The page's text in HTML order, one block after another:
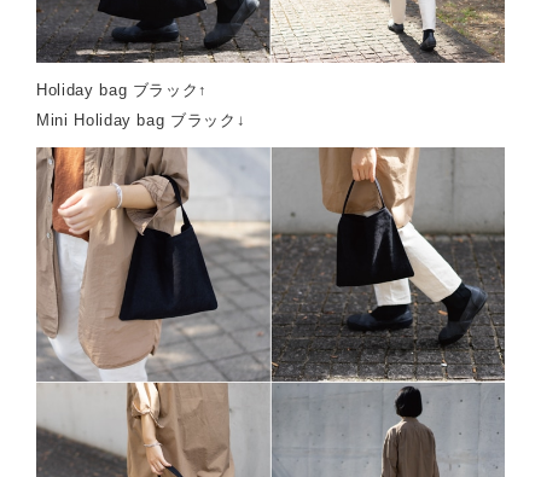
Holiday bag ブラック↑
Mini Holiday bag ブラック↓